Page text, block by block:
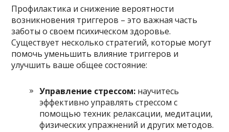
Профилактика и снижение вероятности
возникновения триггеров – это важная часть
заботы о своем психическом здоровье.
Существует несколько стратегий, которые могут
помочь уменьшить влияние триггеров и
улучшить ваше общее состояние:
Управление стрессом: научитесь
эффективно управлять стрессом с
помощью техник релаксации, медитации,
физических упражнений и других методов.